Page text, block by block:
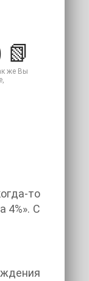
же Вы
то
4%». С